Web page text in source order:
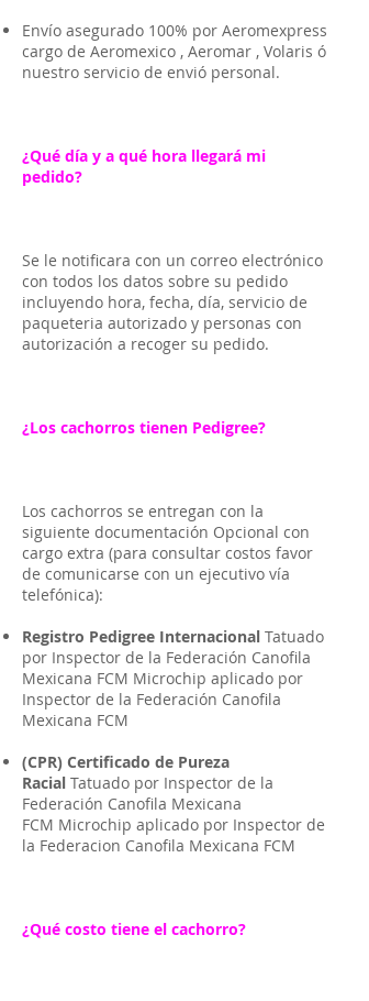
Envío asegurado 100% por Aeromexpress
cargo de Aeromexico , Aeromar , Volaris ó
nuestro servicio de envió personal.
¿Qué día y a qué hora llegará mi
pedido?
Se le notificara con un correo electrónico
con todos los datos sobre su pedido
incluyendo hora, fecha, día, servicio de
paqueteria autorizado y personas con
autorización a recoger su pedido.
¿Los cachorros tienen Pedigree?
Los cachorros se entregan con la
siguiente documentación Opcional con
cargo extra (para consultar costos favor
de comunicarse con un ejecutivo vía
telefónica):
Registro Pedigree Internacional Tatuado
por Inspector de la Federación Canofila
Mexicana FCM Microchip aplicado por
Inspector de la Federación Canofila
Mexicana FCM
(CPR) Certificado de Pureza
Racial Tatuado por Inspector de la
Federación Canofila Mexicana
FCM Microchip aplicado por Inspector de
la Federacion Canofila Mexicana FCM
¿Qué costo tiene el cachorro?